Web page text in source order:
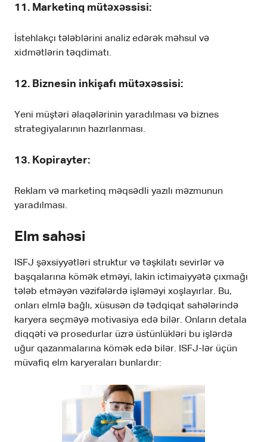
11. Marketinq mütəxəssisi:
İstehlakçı tələblərini analiz edərək məhsul və
xidmətlərin təqdimatı.
12. Biznesin inkişafı mütəxəssisi:
Yeni müştəri əlaqələrinin yaradılması və biznes
strategiyalarının hazırlanması.
13. Kopirayter:
Reklam və marketinq məqsədli yazılı məzmunun
yaradılması.
Elm sahəsi
ISFJ şəxsiyyətləri struktur və təşkilatı sevirlər və
başqalarına kömək etməyi, lakin ictimaiyyətə çıxmağı
tələb etməyən vəzifələrdə işləməyi xoşlayırlar. Bu,
onları elmlə bağlı, xüsusən də tədqiqat sahələrində
karyera seçməyə motivasiya edə bilər. Onların detala
diqqəti və prosedurlar üzrə üstünlükləri bu işlərdə
uğur qazanmalarına kömək edə bilər. ISFJ-lər üçün
müvafiq elm karyeraları bunlardır: